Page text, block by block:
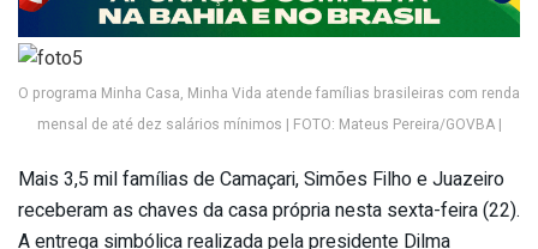
O programa Minha Casa, Minha Vida atende famílias brasileiras com renda
mensal de até dez salários mínimos | FOTO: Mateus Pereira/GOVBA |
Mais 3,5 mil famílias de Camaçari, Simões Filho e Juazeiro
receberam as chaves da casa própria nesta sexta-feira (22).
A entrega simbólica realizada pela presidente Dilma